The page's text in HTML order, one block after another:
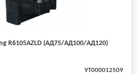
R6105AZLD (АД75/АД100/АД120)
УТ000012509